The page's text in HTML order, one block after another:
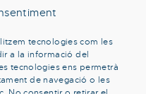
tecnologies com les
a la informació del
tecnologies ens permetrà
de navegació o les